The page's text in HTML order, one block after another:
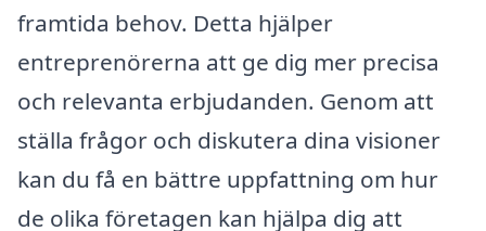
framtida behov. Detta hjälper
entreprenörerna att ge dig mer precisa
och relevanta erbjudanden. Genom att
ställa frågor och diskutera dina visioner
kan du få en bättre uppfattning om hur
de olika företagen kan hjälpa dig att